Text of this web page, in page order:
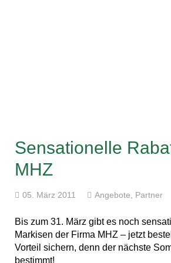
Sensationelle
MHZ
05. März 2011 Angebote Partner
Bis zum 31. März gibt es noch
Markisen der Firma MHZ – jetzt
Vorteil sichern, denn der nächste
bestimmt!